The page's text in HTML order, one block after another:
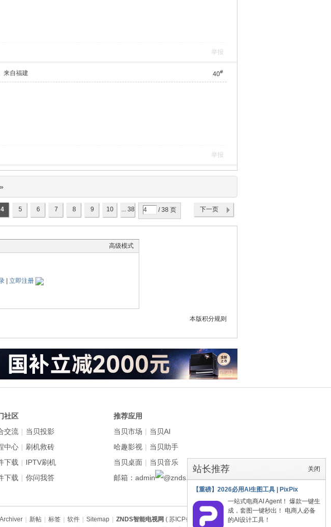
举报
40#
来自福建
举报
4 5 6 7 8 9 10 ... 38 / 38 页 下一页
高级模式
立即注册
本版积分规则
关闭
站长推荐
【重磅】2026必用AI生图工具 | PixPix
一站式电商AI Agent！ 爆款一键生
成，套图一键秒出！ 电商人必备
的AI设计工具！
推荐应用
当贝市场 | 当贝AI
哈趣影视 | 当贝助手
当贝桌面 | 当贝音乐
邮箱：admin
znds.com
社区
交流 | 当贝投影
中心 | 刷机救砖
下载 | IPTV刷机
下载 | 你问我答
Archiver 新帖 标签 软件 Sitemap ZNDS智能电视网 ( 苏ICP备2023012627号 )